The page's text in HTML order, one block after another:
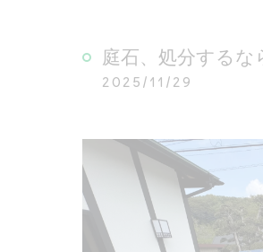
庭石、処分するな
2025/11/29